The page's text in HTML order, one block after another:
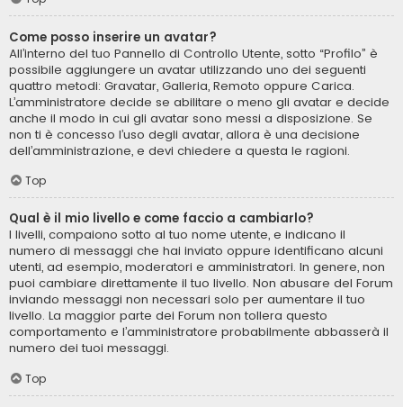
Come posso inserire un avatar?
All’interno del tuo Pannello di Controllo Utente, sotto “Profilo” è
possibile aggiungere un avatar utilizzando uno dei seguenti
quattro metodi: Gravatar, Galleria, Remoto oppure Carica.
L’amministratore decide se abilitare o meno gli avatar e decide
anche il modo in cui gli avatar sono messi a disposizione. Se
non ti è concesso l’uso degli avatar, allora è una decisione
dell’amministrazione, e devi chiedere a questa le ragioni.
Top
Qual è il mio livello e come faccio a cambiarlo?
I livelli, compaiono sotto al tuo nome utente, e indicano il
numero di messaggi che hai inviato oppure identificano alcuni
utenti, ad esempio, moderatori e amministratori. In genere, non
puoi cambiare direttamente il tuo livello. Non abusare del Forum
inviando messaggi non necessari solo per aumentare il tuo
livello. La maggior parte dei Forum non tollera questo
comportamento e l’amministratore probabilmente abbasserà il
numero dei tuoi messaggi.
Top